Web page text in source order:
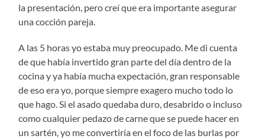
la presentación, pero creí que era importante asegurar
una cocción pareja.
A las 5 horas yo estaba muy preocupado. Me di cuenta
de que había invertido gran parte del día dentro de la
cocina y ya había mucha expectación, gran responsable
de eso era yo, porque siempre exagero mucho todo lo
que hago. Si el asado quedaba duro, desabrido o incluso
como cualquier pedazo de carne que se puede hacer en
un sartén, yo me convertiría en el foco de las burlas por